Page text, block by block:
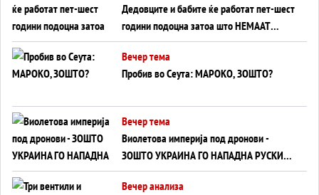
Дедовците и бабите ќе работат пет-шест
години подоцна затоа што НЕМААТ
ВНУЦИ ДА ГИ ЗАМЕНАТ
Вечер тема
Пробив во Сеута: МАРОКО, ЗОШТО?
Вечер тема
Виолетова империја под дронови -
ЗОШТО УКРАИНА ГО НАПАДНА РУСКИОТ
WILDBERRIES
Вечер анализа